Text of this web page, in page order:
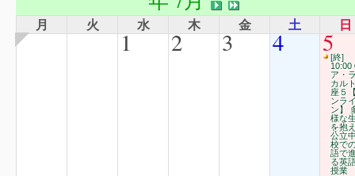
月 火 水 木 金 土 日
1 2 3 4 5[終]
ア・
カル
座５
ンラ
ン】
様な
を抱
公立
校で
語で
る英
授業